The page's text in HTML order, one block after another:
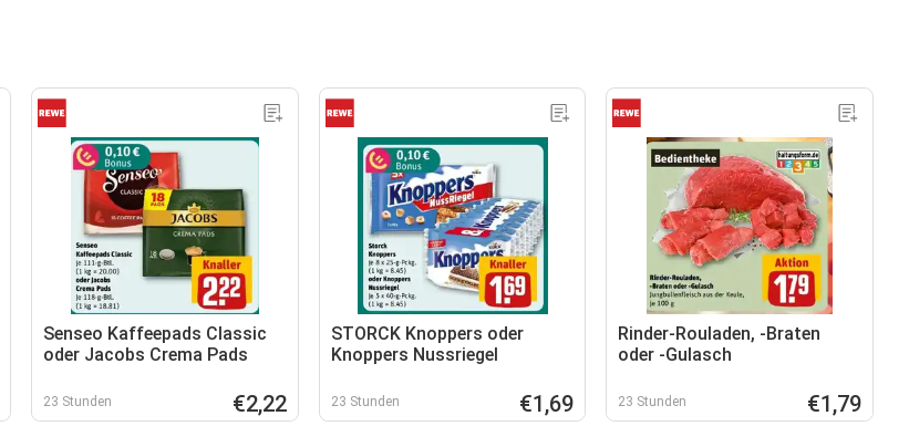
Senseo Kaffeepads Classic
oder Jacobs Crema Pads
23 Stunden €2,22
STORCK Knoppers oder
Knoppers Nussriegel
23 Stunden €1,69
Rinder-Rouladen, -Braten
oder -Gulasch
23 Stunden €1,79